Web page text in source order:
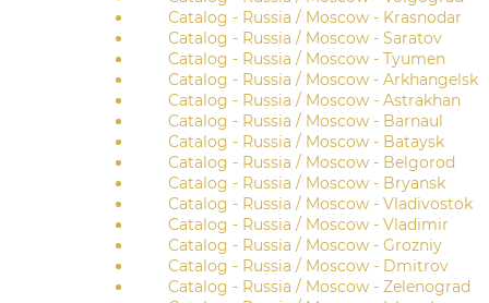
Catalog - Russia / Moscow - Krasnodar
Catalog - Russia / Moscow - Saratov
Catalog - Russia / Moscow - Tyumen
Catalog - Russia / Moscow - Arkhangelsk
Catalog - Russia / Moscow - Astrakhan
Catalog - Russia / Moscow - Barnaul
Catalog - Russia / Moscow - Bataysk
Catalog - Russia / Moscow - Belgorod
Catalog - Russia / Moscow - Bryansk
Catalog - Russia / Moscow - Vladivostok
Catalog - Russia / Moscow - Vladimir
Catalog - Russia / Moscow - Grozniy
Catalog - Russia / Moscow - Dmitrov
Catalog - Russia / Moscow - Zelenograd